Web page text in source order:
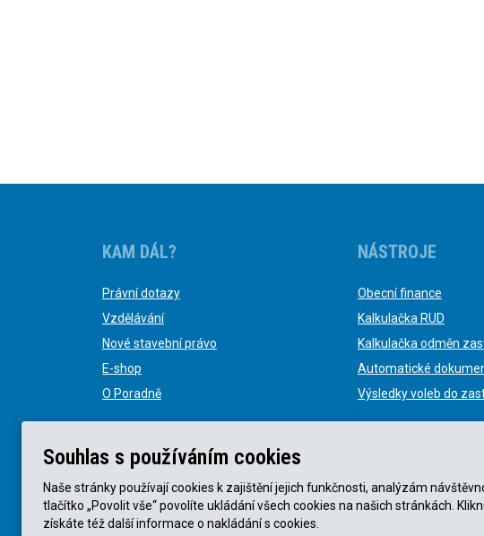
KAM DÁL?
Právní dotazy
Vzdělávání
Nové stavební právo
E-shop
O Poradně
NÁSTROJE
Obecní finance
Kalkulačka RUD
Kalkulačka odměn
Automatické
Výsledky voleb do
© KVB advokátní kancelář s.r.o. 2025 | Zásady
Souhlas s používáním cookies
Naše stránky používají cookies k zajištění jejich funkčnosti, analýzám
tlačítko „Povolit vše“ povolíte ukládání všech cookies na našich stránkách.
získáte též další informace o nakládání s cookies.